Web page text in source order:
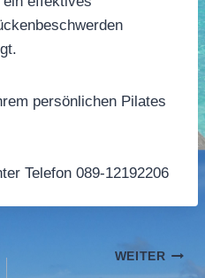
persönlichen Pilates
Telefon 089-12192206
WEITER